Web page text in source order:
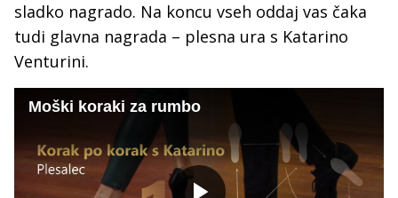
sladko nagrado. Na koncu vseh oddaj vas čaka
tudi glavna nagrada – plesna ura s Katarino
Venturini.
Moški koraki za rumbo